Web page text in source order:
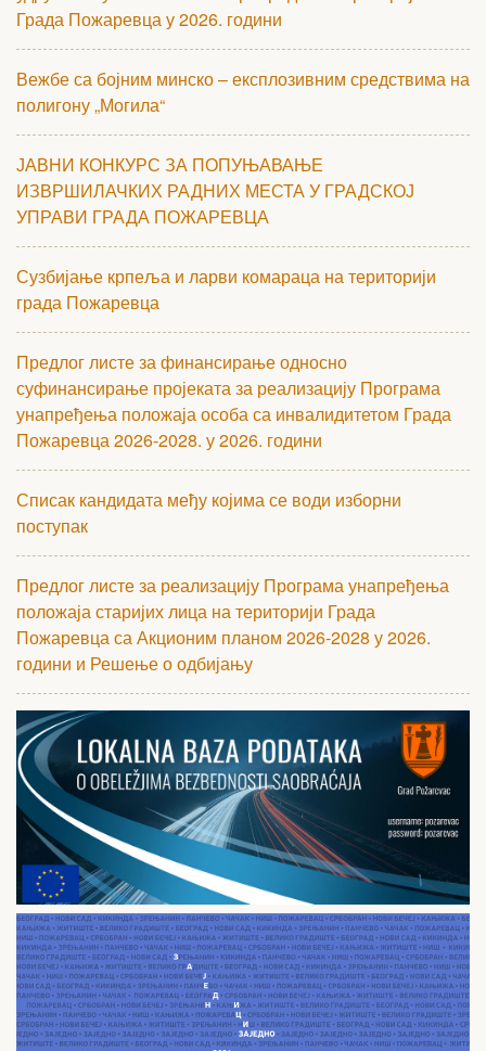
Града Пожаревца у 2026. години
Вежбе са бојним минско – експлозивним средствима на
полигону „Могила“
ЈАВНИ КОНКУРС ЗА ПОПУЊАВАЊЕ
ИЗВРШИЛАЧКИХ РАДНИХ МЕСТА У ГРАДСКОЈ
УПРАВИ ГРАДА ПОЖАРЕВЦА
Сузбијање крпеља и ларви комараца на територији
града Пожаревца
Предлог листе за финансирање односно
суфинансирање пројеката за реализацију Програма
унапређења положаја особа са инвалидитетом Града
Пожаревца 2026-2028. у 2026. години
Списак кандидата међу којима се води изборни
поступак
Предлог листе за реализацију Програма унапређења
положаја старијих лица на територији Града
Пожаревца са Акционим планом 2026-2028 у 2026.
години и Решење о одбијању